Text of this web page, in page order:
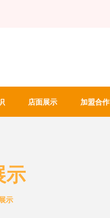
店面展示 加盟合作
示
示